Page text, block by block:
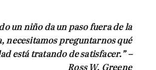
un niño da un paso fuera de la
necesitamos preguntarnos qué
está tratando de satisfacer.” –
Ross W. Greene